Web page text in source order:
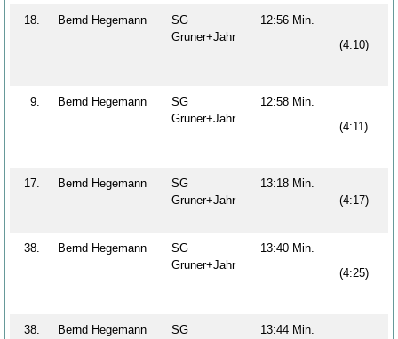
18. Bernd Hegemann
SG
Gruner+Jahr
12:56 Min.
(4:10)
9. Bernd Hegemann
SG
Gruner+Jahr
12:58 Min.
(4:11)
17. Bernd Hegemann
SG
Gruner+Jahr
13:18 Min.
(4:17)
38. Bernd Hegemann
SG
Gruner+Jahr
13:40 Min.
(4:25)
38. Bernd Hegemann
SG
13:44 Min.